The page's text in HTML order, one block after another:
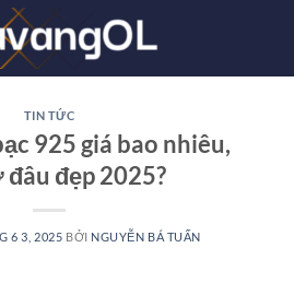
TIN TỨC
925 giá bao nhiêu,
đâu đẹp 2025?
6 3, 2025 BỞI NGUYỄN BÁ TUẤN